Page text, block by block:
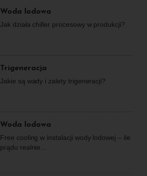
Woda lodowa
Jak działa chiller procesowy w produkcji?
Trigeneracja
Jakie są wady i zalety trigeneracji?
Woda lodowa
Free cooling w instalacji wody lodowej – ile
prądu realnie...